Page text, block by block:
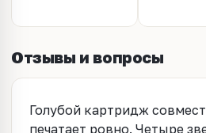
Отзывы и вопросы
Голубой картридж
печатает ровно. Четыре